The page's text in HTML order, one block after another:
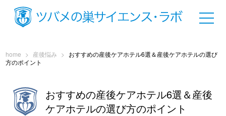
home > 産後悩み >
おすすめの産後ケアホテル6選＆産後ケアホテルの選び
方のポイント
おすすめの産後ケアホテル6選＆産後
ケアホテルの選び方のポイント